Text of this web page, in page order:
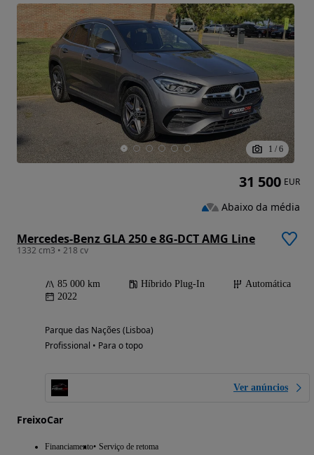
1 / 6
Mercedes-Benz GLA 250 e 8G-DCT AMG Line
1332 cm3 • 218 cv
85 000 km Híbrido Plug-In
Automática
2022
Parque das Nações (Lisboa)
Profissional • Para o topo
Ver anúncios
FreixoCar
Financiamento Serviço de retoma
31 500 EUR
Abaixo da média